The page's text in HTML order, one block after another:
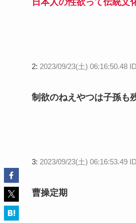
日本人の性欲って伝統文
2: 2023/09/23(土) 06:16:50.48
制欲のねえやつは子孫も
3: 2023/09/23(土) 06:16:53.49
曹操定期